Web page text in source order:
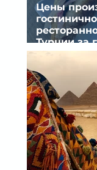
Цены
Турции за
почти на